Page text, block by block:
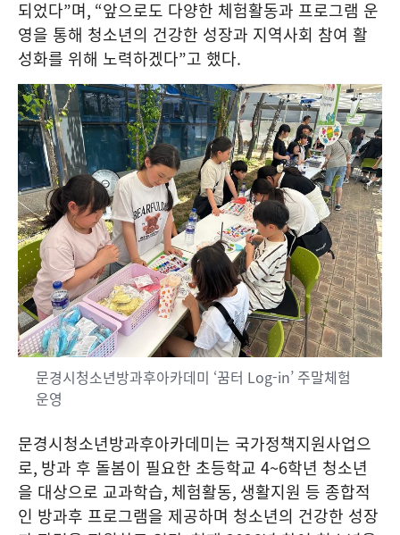
되었다”며, “앞으로도 다양한 체험활동과 프로그램 운
영을 통해 청소년의 건강한 성장과 지역사회 참여 활
성화를 위해 노력하겠다”고 했다.
문경시청소년방과후아카데미 ‘꿈터 Log-in’ 주말체험
운영
문경시청소년방과후아카데미는 국가정책지원사업으
로, 방과 후 돌봄이 필요한 초등학교 4~6학년 청소년
을 대상으로 교과학습, 체험활동, 생활지원 등 종합적
인 방과후 프로그램을 제공하며 청소년의 건강한 성장